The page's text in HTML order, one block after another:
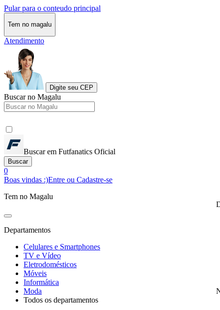
Pular para o conteudo principal
Tem no magalu
Atendimento
Digite seu CEP
Buscar no Magalu
Buscar em Futfanatics Oficial
Buscar
0
Boas vindas :)Entre ou Cadastre-se
Tem no Magalu
Departamentos
Celulares e Smartphones
TV e Vídeo
Eletrodomésticos
Móveis
Informática
Moda
Todos os departamentos